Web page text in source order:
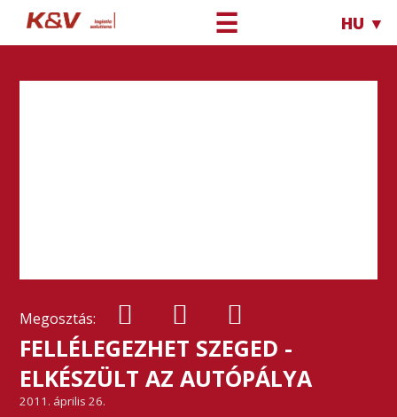
☰ HU ▼
Megosztás:
FELLÉLEGEZHET SZEGED -
ELKÉSZÜLT AZ AUTÓPÁLYA
2011. április 26.